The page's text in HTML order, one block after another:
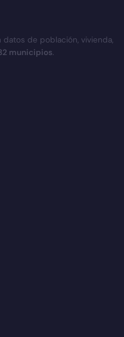
de población, vivienda,
municipios.